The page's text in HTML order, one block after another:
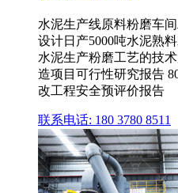
水泥生产线原料粉磨车
设计日产5000吨水泥熟
水泥生产粉磨工艺的技
造项目可行性研究报告
改工程安全预评价报告
联系电话: 180 3780 8511